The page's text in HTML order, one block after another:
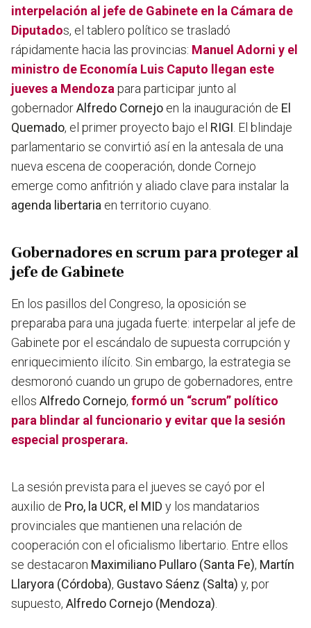
interpelación al jefe de Gabinete en la Cámara de
Diputados, el tablero político se trasladó
rápidamente hacia las provincias: Manuel Adorni y el
ministro de Economía Luis Caputo llegan este
jueves a Mendoza para participar junto al
gobernadorAlfredo Cornejo en la inauguración de El
Quemado, el primer proyecto bajo el RIGI . El blindaje
parlamentario se convirtió así en la antesala de una
nueva escena de cooperación, donde Cornejo
emerge como anfitrión y aliado clave para instalar la
agenda libertaria en territorio cuyano.
Gobernadores en scrum para proteger al
jefe de Gabinete
En los pasillos del Congreso, la oposición se
preparaba para una jugada fuerte: interpelar al jefe de
Gabinete por el escándalo de supuesta corrupción y
enriquecimiento ilícito. Sin embargo, la estrategia se
desmoronó cuando un grupo de gobernadores, entre
ellos Alfredo Cornejo, formó un “scrum” político
para blindar al funcionario y evitar que la sesión
especial prosperara.
La sesión prevista para el jueves se cayó por el
auxilio de Pro, la UCR, el MID y los mandatarios
provinciales que mantienen una relación de
cooperación con el oficialismo libertario. Entre ellos
se destacaron Maximiliano Pullaro (Santa Fe), Martín
Llaryora (Córdoba), Gustavo Sáenz (Salta) y, por
supuesto, Alfredo Cornejo (Mendoza)